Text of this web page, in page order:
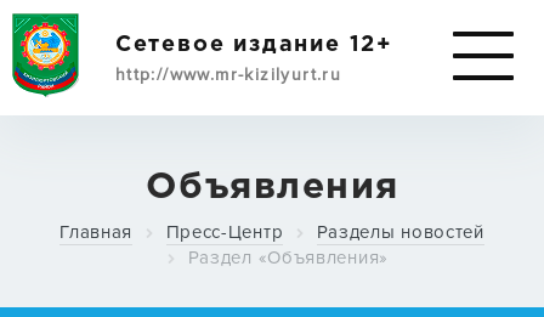
Сетевое издание 12+
http://www.mr-kizilyurt.ru
ИМУЩЕСТВЕННАЯ
СУБЪЕКТАМ МСП
Объявления
Главная Пресс-Центр
Разделы новостей
Раздел «Объявления»